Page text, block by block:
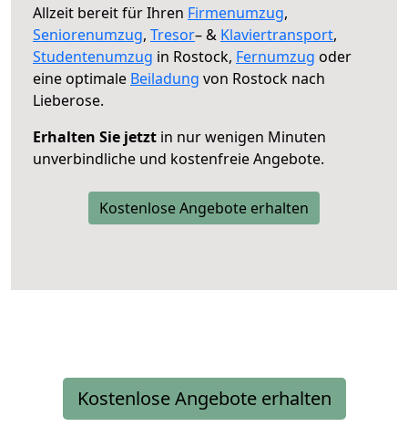
Allzeit bereit für Ihren Firmenumzug,
Seniorenumzug, Tresor– & Klaviertransport,
Studentenumzug in Rostock, Fernumzug oder
eine optimale Beiladung von Rostock nach
Lieberose.
Erhalten Sie jetzt in nur wenigen Minuten
unverbindliche und kostenfreie Angebote.
Kostenlose Angebote erhalten
Kostenlose Angebote erhalten